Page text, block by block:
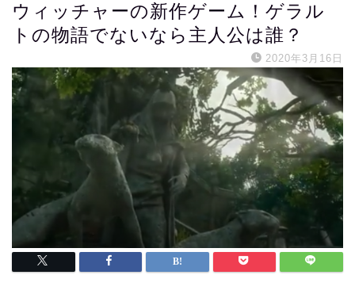
ウィッチャーの新作ゲーム！ゲラル
トの物語でないなら主人公は誰？
2020年3月16日